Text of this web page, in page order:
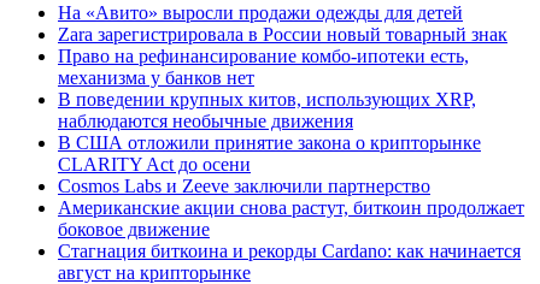
На «Авито» выросли продажи одежды для детей
Zara зарегистрировала в России новый товарный знак
Право на рефинансирование комбо-ипотеки есть,
механизма у банков нет
В поведении крупных китов, использующих XRP,
наблюдаются необычные движения
В США отложили принятие закона о крипторынке
CLARITY Act до осени
Cosmos Labs и Zeeve заключили партнерство
Американские акции снова растут, биткоин продолжает
боковое движение
Стагнация биткоина и рекорды Cardano: как начинается
август на крипторынке